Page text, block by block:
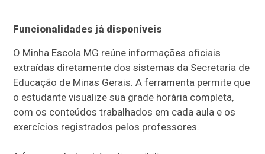
Funcionalidades já disponíveis
O Minha Escola MG reúne informações oficiais
extraídas diretamente dos sistemas da Secretaria de
Educação de Minas Gerais. A ferramenta permite que
o estudante visualize sua grade horária completa,
com os conteúdos trabalhados em cada aula e os
exercícios registrados pelos professores.